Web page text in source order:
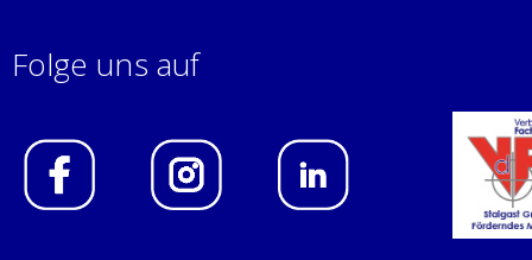
Folge uns auf